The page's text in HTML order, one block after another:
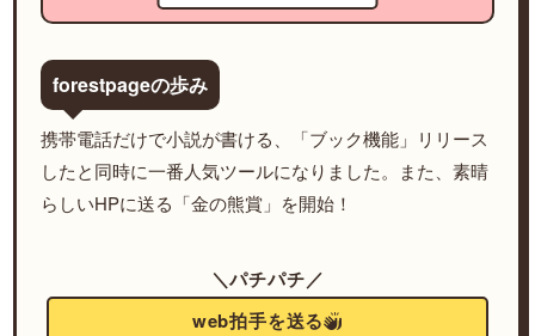
forestpageの歩み
携帯電話だけで小説が書ける、「ブック機能」リリース
したと同時に一番人気ツールになりました。また、素晴
らしいHPに送る「金の熊賞」を開始！
＼パチパチ／
web拍手を送る